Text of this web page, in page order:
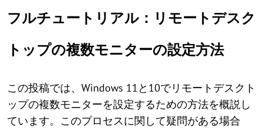
フルチュートリアル：リモートデスク
トップの複数モニターの設定方法
この投稿では、Windows 11と10でリモートデスクト
ップの複数モニターを設定するための方法を概説し
ています。このプロセスに関して疑問がある場合